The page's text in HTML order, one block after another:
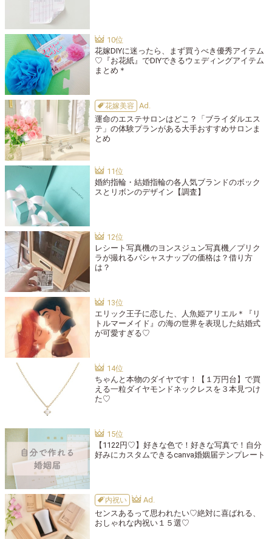
花嫁DIYに迷ったら、まず買うべき優秀アイテム
♡『お花紙』でDIYできるウェディングアイテム
まとめ＊
花嫁美容
運命のエステサロンはどこ？「ブライダルエス
テ」の体験プランがある大手おすすめサロンま
とめ
婚約指輪・結婚指輪の各人気ブランドのボック
スとリボンのデザイン【調査】
レシート写真機のヨンスジュン写真機／プリク
ラが撮れるパシャスナップの価格は？借り方
は？
エリック王子に恋した、人魚姫アリエル＊『リ
トルマーメイド』の海の世界を表現した結婚式
が可愛すぎる♡
ちゃんと本物のダイヤです！【１万円台】で買
える一粒ダイヤモンドネックレスを３本見つけ
た♡
【1122円♡】好きな色で！好きな写真で！自分
好みにカスタムできるcanva婚姻届テンプレート
内祝い
センスあるって思われたい♡絶対に喜ばれる、
おしゃれな内祝い１５選♡